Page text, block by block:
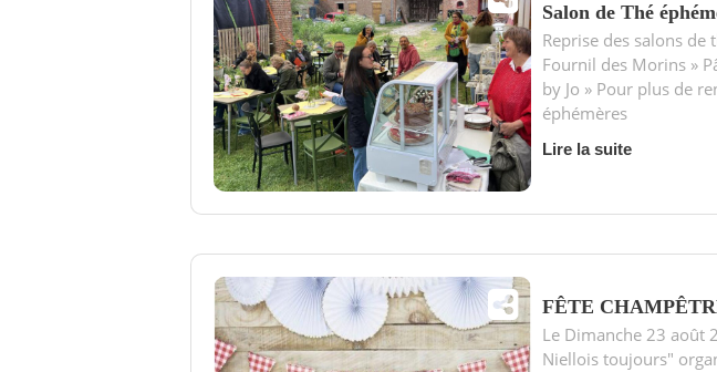
Salon de Thé
Reprise des salons de
Fournil des Morins »
by Jo » Pour plus de
éphémères
Lire la suite
FÊTE
Le Dimanche 23 août
Niellois toujours"